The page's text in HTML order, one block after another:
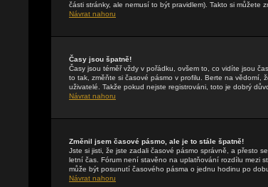
části stránky, ale nemusí to být pravidlem). Takto si můžete
Návrat nahoru
Časy jsou špatně!
Časy jsou téměř vždy v pořádku, ovšem to, co vidíte jsou
to tak, změňte si časové pásmo v profilu. Berte na
uživatelé. Takže pokud nejste registrováni, toto je dobrý
Návrat nahoru
Změnil jsem časové pásmo, ale je to stále špatně!
Jste si jisti, že jste zadali časové pásmo správně, a přesto
letní čas. Fórum není stavěno na uplatňování rozdílu mezi
může být posunutí časového pásma o jednu hodinu po
Návrat nahoru